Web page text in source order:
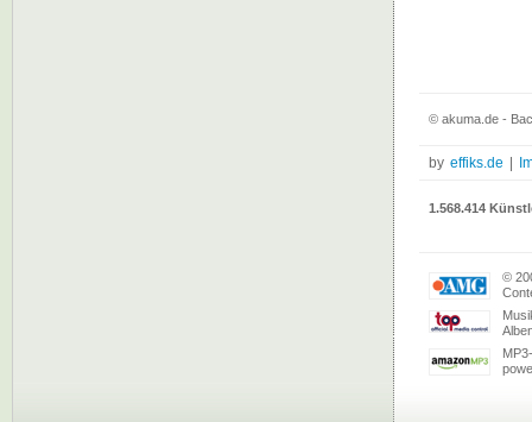
© akuma.de -
by effiks.de
1.568.414
©